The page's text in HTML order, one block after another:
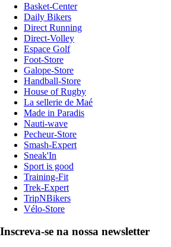
Basket-Center
Daily Bikers
Direct Running
Direct-Volley
Espace Golf
Foot-Store
Galope-Store
Handball-Store
House of Rugby
La sellerie de Maé
Made in Paradis
Nauti-wave
Pecheur-Store
Smash-Expert
Sneak'In
Sport is good
Training-Fit
Trek-Expert
TripNBikers
Vélo-Store
Inscreva-se na nossa newsletter